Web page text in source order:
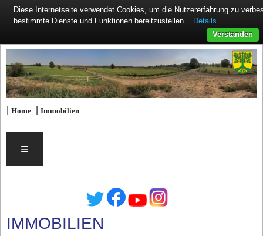
|Home |Immobilien
≡
IMMOBILIEN
Diese Internetseite verwendet Cookies, um die Nutzererfahrung zu
bestimmte Dienste und Funktionen bereitzustellen.
Details
Verstanden